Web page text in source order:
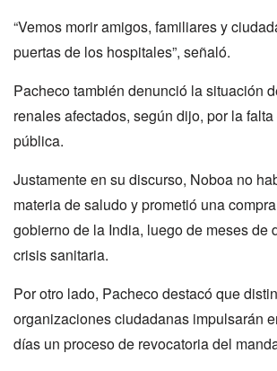
“Vemos morir amigos, familiares y
puertas de los hospitales”, señaló.
Pacheco también denunció la situación
renales afectados, según dijo, por la
pública.
Justamente en su discurso, Noboa no
materia de saludo y prometió una
gobierno de la India, luego de meses de
crisis sanitaria.
Por otro lado, Pacheco destacó que
organizaciones ciudadanas impulsarán
días un proceso de revocatoria del